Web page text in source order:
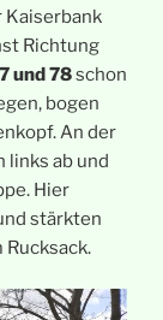
Kaiserbank
Richtung
und 78schon
bogen
An der
links ab und
Hier
stärkten
Rucksack.